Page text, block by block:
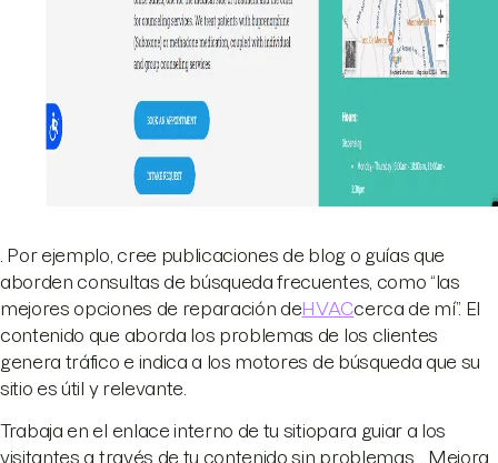
. Por ejemplo, cree publicaciones de blog o guías que
aborden consultas de búsqueda frecuentes, como “las
mejores opciones de reparación deHVACcerca de mí”. El
contenido que aborda los problemas de los clientes
genera tráfico e indica a los motores de búsqueda que su
sitio es útil y relevante.
Trabaja en el enlace interno de tu sitiopara guiar a los
visitantes a través de tu contenido sin problemas. . Mejora